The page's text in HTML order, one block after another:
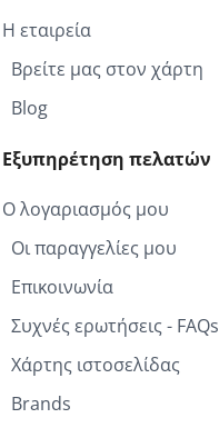
Η εταιρεία
Βρείτε μας στον χάρτη
Blog
Εξυπηρέτηση πελατών
Ο λογαριασμός μου
Οι παραγγελίες μου
Επικοινωνία
Συχνές ερωτήσεις - FAQs
Χάρτης ιστοσελίδας
Brands